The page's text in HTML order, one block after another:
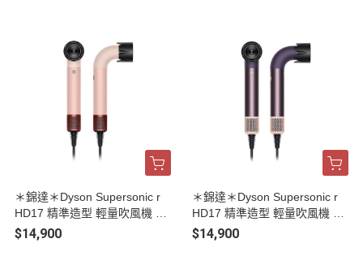
＊錦達＊Dyson Supersonic r
HD17 精準造型 輕量吹風機 山
櫻粉
$14,900
＊錦達＊Dyson Supersonic r
HD17 精準造型 輕量吹風機 雲
霧紫
$14,900